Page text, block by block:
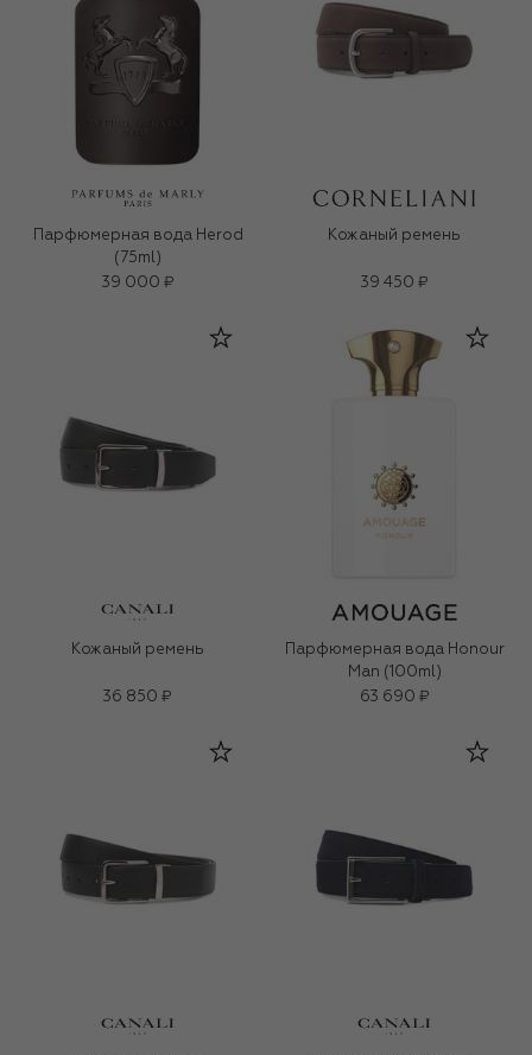
Парфюмерная вода Herod
(75ml)
39 000 ₽
Кожаный ремень
39 450 ₽
Кожаный ремень
36 850 ₽
Парфюмерная вода Honour
Man (100ml)
63 690 ₽